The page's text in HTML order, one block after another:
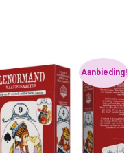
Aanbieding!